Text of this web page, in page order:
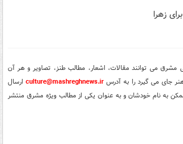
زهرا
مشرق می توانند مقالات، اشعار، مطالب طنز، تصاویر و هر آن
جای می گیرد را به آدرس culture@mashreghnews.irارسال
به نام خودشان و به عنوان یکی از مطالب ویژه مشرق منتشر